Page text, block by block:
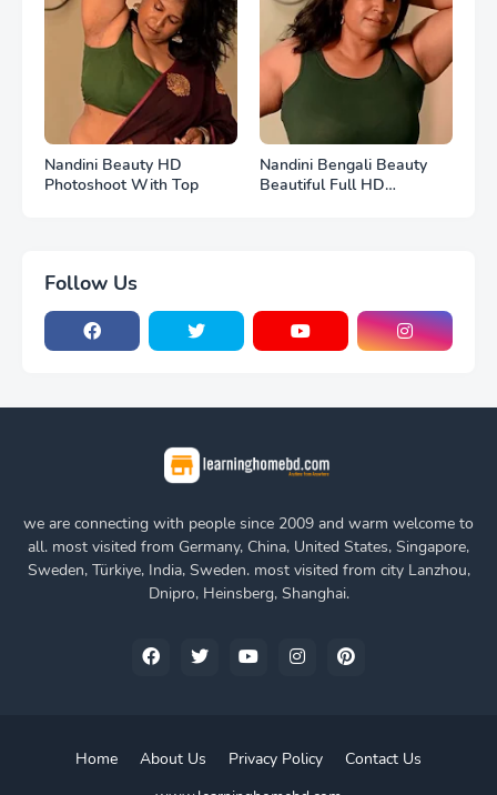
Nandini Beauty HD
Photoshoot With Top
Nandini Bengali Beauty
Beautiful Full HD
Follow Us
we are connecting with people since 2009 and warm welcome to
all. most visited from Germany, China, United States, Singapore,
Sweden, Türkiye, India, Sweden. most visited from city Lanzhou,
Dnipro, Heinsberg, Shanghai.
Home About Us Privacy Policy Contact Us